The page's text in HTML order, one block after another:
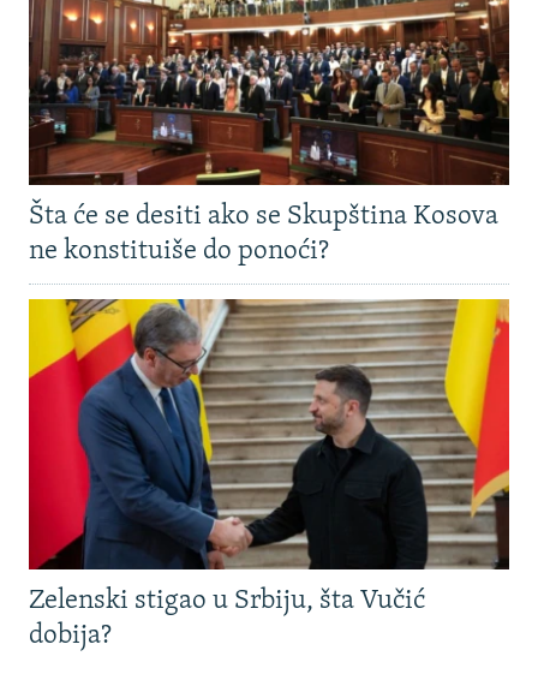
Šta će se desiti ako se Skupština Kosova
ne konstituiše do ponoći?
Zelenski stigao u Srbiju, šta Vučić
dobija?